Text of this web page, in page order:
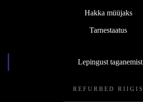
Hakka müüjaks
Tarnestaatus
Lepingust taganemist
REFURBED RIIGIS